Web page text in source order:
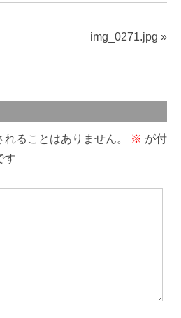
img_0271.jpg »
ることはありません。 ※ が付
す